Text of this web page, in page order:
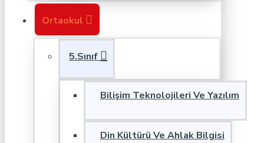
Ortaokul
5.Sınıf
Bilişim Teknolojileri Ve Yazılım
Din Kültürü Ve Ahlak Bilgisi